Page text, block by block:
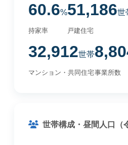
60.6%
持家率
51,186世
戸建住宅
32,912世帯
マンション・共同住宅事業所数
世帯構成・昼間人口（